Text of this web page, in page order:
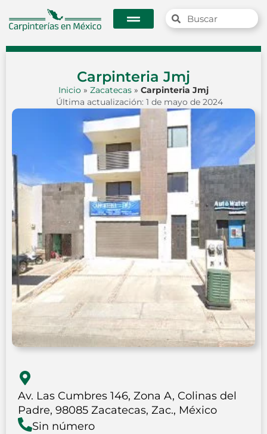
Carpinteria Jmj
Inicio » Zacatecas » Carpinteria Jmj
Última actualización: 1 de mayo de 2024
Av. Las Cumbres 146, Zona A, Colinas del
Padre, 98085 Zacatecas, Zac., México
Sin número